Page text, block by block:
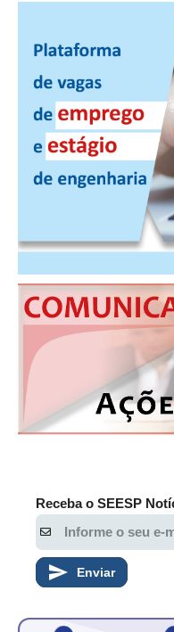
MANUAL DE REDAÇÃO
RELEASES
CONTATO
CADASTRO
Receba o SEESP
Enviar